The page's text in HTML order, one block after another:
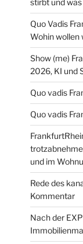
Quo Vadis
Wohin wollen
Show (me)
2026, KI und
Quo vadis
Quo vadis
und im
Rede des
Kommentar
Nach der